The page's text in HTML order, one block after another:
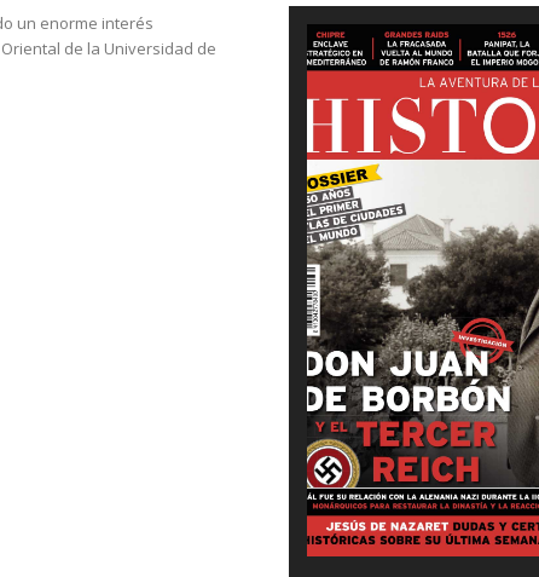
un enorme interés
de la Universidad de